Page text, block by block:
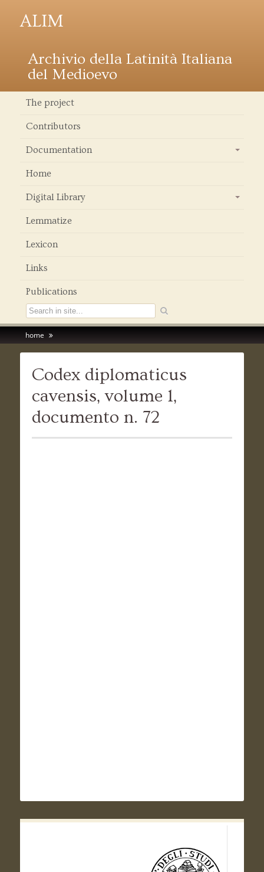
ALIM
Archivio della Latinità Italiana
del Medioevo
The project
Contributors
Documentation
Home
Digital Library
Lemmatize
Lexicon
Links
Publications
home
Codex diplomaticus
cavensis, volume 1,
documento n. 72